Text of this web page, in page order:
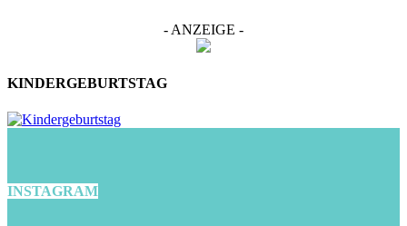
- ANZEIGE -
KINDERGEBURTSTAG
INSTAGRAM